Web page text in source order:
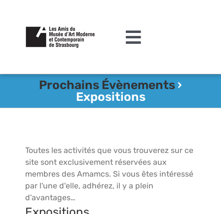
contenu
Toggle
L’association
Acquisitions et mécénat
Editions
Le MAMCS
Prochains Évènements ›
Expositions
Toutes les activités que vous trouverez sur ce
site sont exclusivement réservées aux
membres des Amamcs. Si vous êtes intéressé
par l'une d'elle, adhérez, il y a plein
d'avantages…